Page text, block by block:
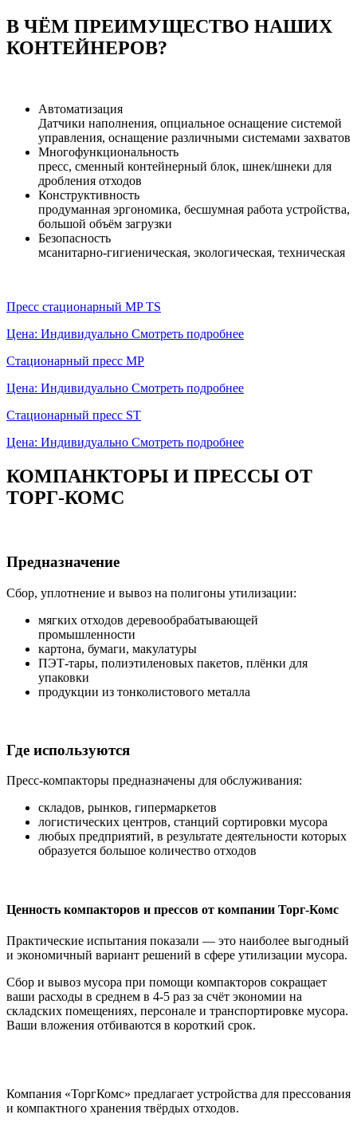
В ЧЁМ ПРЕИМУЩЕСТВО НАШИХ
КОНТЕЙНЕРОВ?
Автоматизация
Датчики наполнения, опциальное оснащение системой
управления, оснащение различными системами захватов
Многофункциональность
пресс, сменный контейнерный блок, шнек/шнеки для
дробления отходов
Конструктивность
продуманная эргономика, бесшумная работа устройства,
большой объём загрузки
Безопасность
мсанитарно-гигиеническая, экологическая, техническая
Пресс стационарный MP TS
Цена: Индивидуально Смотреть подробнее
Стационарный пресс MP
Цена: Индивидуально Смотреть подробнее
Стационарный пресс ST
Цена: Индивидуально Смотреть подробнее
КОМПАНКТОРЫ И ПРЕССЫ ОТ
ТОРГ-КОМС
Предназначение
Сбор, уплотнение и вывоз на полигоны утилизации:
мягких отходов деревообрабатывающей
промышленности
картона, бумаги, макулатуры
ПЭТ-тары, полиэтиленовых пакетов, плёнки для
упаковки
продукции из тонколистового металла
Где используются
Пресс-компакторы предназначены для обслуживания:
складов, рынков, гипермаркетов
логистических центров, станций сортировки мусора
любых предприятий, в результате деятельности которых
образуется большое количество отходов
Ценность компакторов и прессов от компании Торг-Комс
Практические испытания показали — это наиболее выгодный
и экономичный вариант решений в сфере утилизации мусора.
Сбор и вывоз мусора при помощи компакторов сокращает
ваши расходы в среднем в 4-5 раз за счёт экономии на
складских помещениях, персонале и транспортировке мусора.
Ваши вложения отбиваются в короткий срок.
Компания «ТоргКомс» предлагает устройства для прессования
и компактного хранения твёрдых отходов.